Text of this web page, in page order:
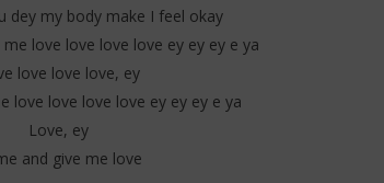
dey my body make I feel okay
love love love love ey ey ey e ya
love love love, ey
love love love love ey ey ey e ya
Love, ey
and give me love